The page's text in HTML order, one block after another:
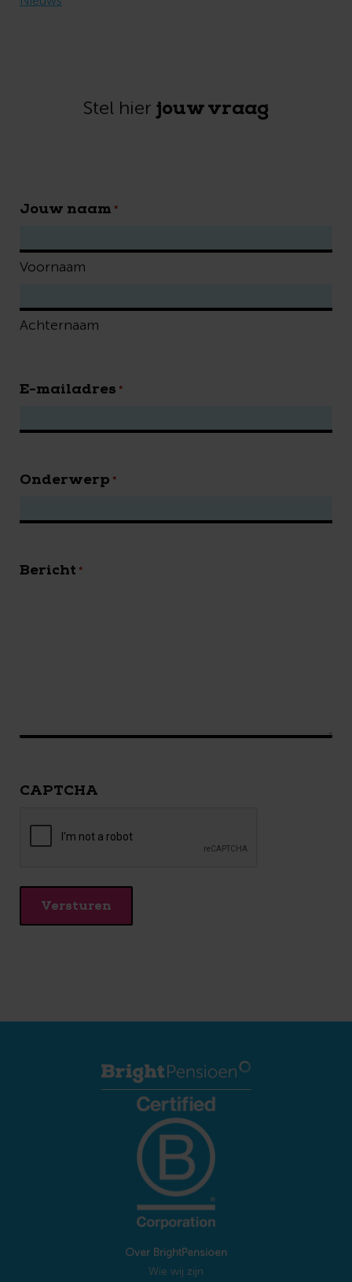
Stel hier jouw vraag
Jouw naam *
Voornaam
Achternaam
E-mailadres *
Onderwerp *
Bericht *
CAPTCHA
Over BrightPensioen
Wie wij zijn